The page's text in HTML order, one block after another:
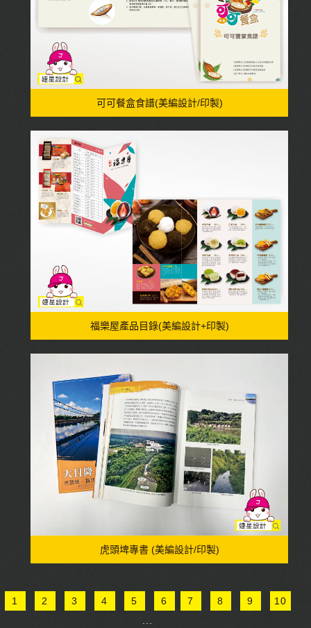
可可餐盒食譜(美編設計/印製)
福樂屋產品目錄(美編設計+印製)
虎頭埤專書 (美編設計/印製)
1 2 3 4 5 6 7 8 9
10
...